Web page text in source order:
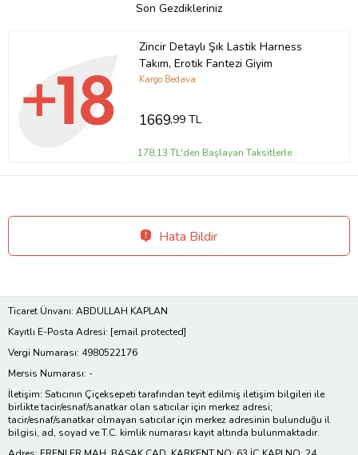
Son Gezdikleriniz
Zincir Detaylı Şık Lastik Harness
Takım, Erotik Fantezi Giyim
Kargo Bedava
1669,99 TL
178,13 TL'den Başlayan Taksitlerle
Hata Bildir
Ticaret Ünvanı: ABDULLAH KAPLAN
Kayıtlı E-Posta Adresi: [email protected]
Vergi Numarası: 4980522176
Mersis Numarası: -
İletişim: Satıcının Çiçeksepeti tarafından teyit edilmiş iletişim bilgileri ile
birlikte tacir/esnaf/sanatkar olan satıcılar için merkez adresi;
tacir/esnaf/sanatkar olmayan satıcılar için merkez adresinin bulunduğu il
bilgisi, ad, soyad ve T.C. kimlik numarası kayıt altında bulunmaktadır.